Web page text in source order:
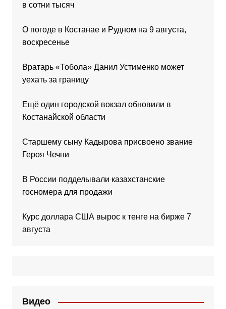
в сотни тысяч
О погоде в Костанае и Рудном на 9 августа,
воскресенье
Вратарь «Тобола» Данил Устименко может
уехать за границу
Ещё один городской вокзал обновили в
Костанайской области
Старшему сыну Кадырова присвоено звание
Героя Чечни
В России подделывали казахстанские
госномера для продажи
Курс доллара США вырос к тенге на бирже 7
августа
Видео